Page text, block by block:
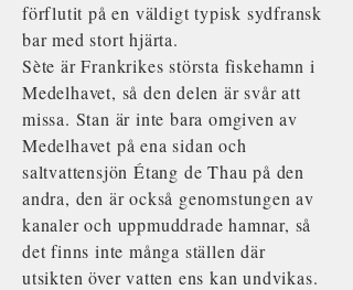
förflutit på en väldigt typisk sydfransk
bar med stort hjärta.
Sète är Frankrikes största fiskehamn i
Medelhavet, så den delen är svår att
missa. Stan är inte bara omgiven av
Medelhavet på ena sidan och
saltvattensjön Étang de Thau på den
andra, den är också genomstungen av
kanaler och uppmuddrade hamnar, så
det finns inte många ställen där
utsikten över vatten ens kan undvikas.